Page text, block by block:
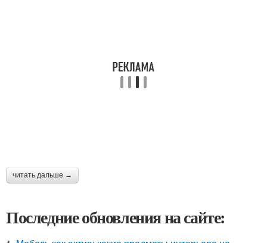
читать дальше →
Последние обновления на сайте: